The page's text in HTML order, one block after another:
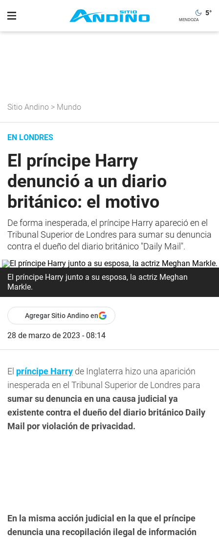
5°
Sitio Andino > Mundo
EN LONDRES
El príncipe Harry
denunció a un diario
británico: el motivo
De forma inesperada, el príncipe Harry apareció en el
Tribunal Superior de Londres para sumar su denuncia
contra el dueño del diario británico "Daily Mail".
El príncipe Harry junto a su esposa, la actriz Meghan
Markle.
Agregar Sitio Andino en
28 de marzo de 2023 - 08:14
El príncipe Harry de Inglaterra hizo una aparición
inesperada en el Tribunal Superior de Londres para
sumar su denuncia en una causa judicial ya
existente contra el dueño del diario británico Daily
Mail por violación de privacidad.
En la misma acción judicial en la que el príncipe
denuncia una recopilación ilegal de información